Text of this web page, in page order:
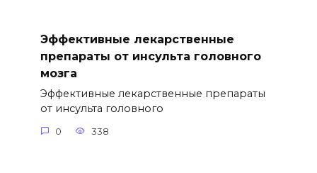
Эффективные лекарственные
препараты от инсульта головного
мозга
Эффективные лекарственные препараты
от инсульта головного
0 338